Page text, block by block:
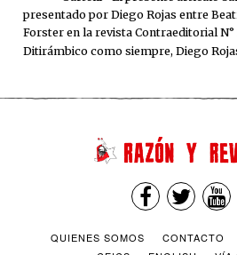
presentado por Diego Rojas entre
Forster en la revista Contraeditorial N°
Ditirámbico como siempre, Diego
QUIENES SOMOS CONTACTO